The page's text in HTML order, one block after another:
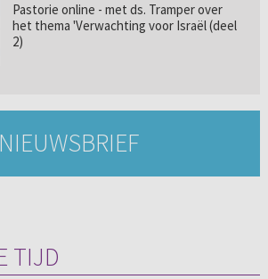
Pastorie online - met ds. Tramper over
het thema 'Verwachting voor Israël (deel
2)
NIEUWSBRIEF
TIJD